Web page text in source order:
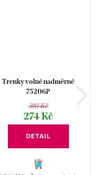
Trenky volné nadměrné
75206P
381 Kč
274 Kč
DETAIL